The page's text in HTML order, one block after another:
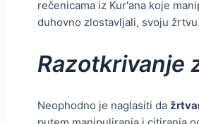
rečenicama iz Kur'ana koje
duhovno zlostavljali, svoju žrtvu.
Razotkrivanje
Neophodno je naglasiti da